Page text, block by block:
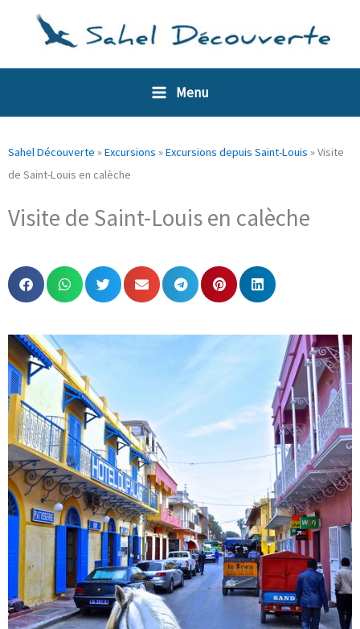
Menu
Sahel Découverte »Excursions »Excursions depuis Saint-Louis »Visite
de Saint-Louis en calèche
Visite de Saint-Louis en calèche
Panneau de gestion des cookies